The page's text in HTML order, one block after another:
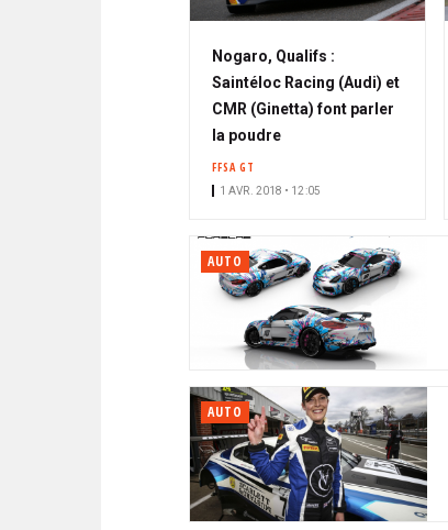
Nogaro, Qualifs :
Saintéloc Racing (Audi) et
CMR (Ginetta) font parler
la poudre
FFSA GT
1 AVR. 2018 • 12:05
AUTO
AUTO